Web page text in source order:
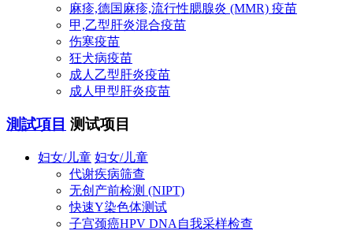
麻疹,德国麻疹,流行性腮腺炎 (MMR) 疫苗
甲,乙型肝炎混合疫苗
伤寒疫苗
狂犬病疫苗
成人乙型肝炎疫苗
成人甲型肝炎疫苗
測試項目 测试项目
妇女/儿童 妇女/儿童
代谢疾病筛查
无创产前检测 (NIPT)
快速Y染色体测试
子宫颈癌HPV DNA自我采样检查